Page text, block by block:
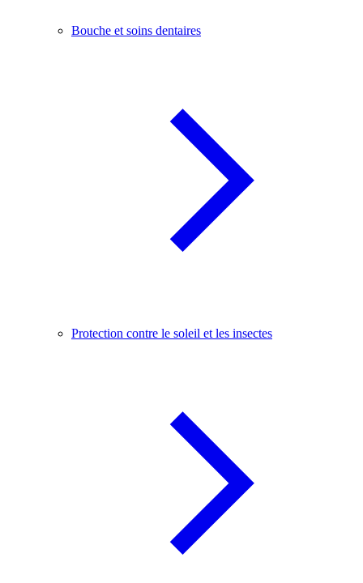
Bouche et soins dentaires
Protection contre le soleil et les insectes